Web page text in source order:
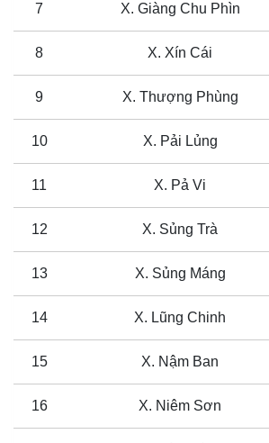
7 X. Giàng Chu Phìn
8 X. Xín Cái
9 X. Thượng Phùng
10 X. Pải Lủng
11 X. Pả Vi
12 X. Sủng Trà
13 X. Sủng Máng
14 X. Lũng Chinh
15 X. Nậm Ban
16 X. Niêm Sơn